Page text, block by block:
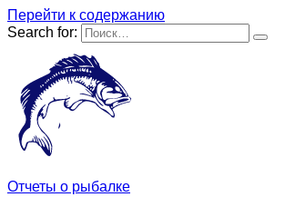
Перейти к содержанию
Search for:
Отчеты о рыбалке